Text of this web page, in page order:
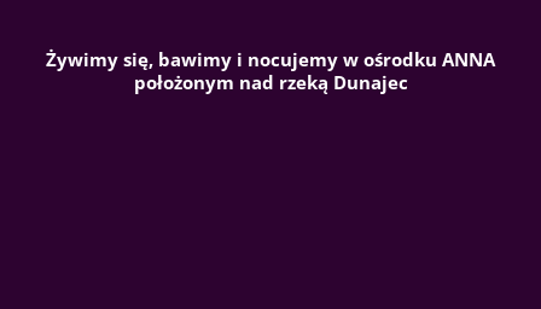
Żywimy się, bawimy i nocujemy w ośrodku ANNA
położonym nad rzeką Dunajec